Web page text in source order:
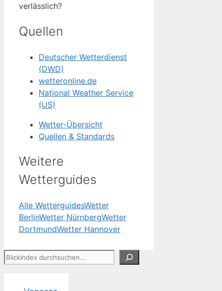
verlässlich?
Quellen
Deutscher Wetterdienst
(DWD)
wetteronline.de
National Weather Service
(US)
Wetter-Übersicht
Quellen & Standards
Weitere
Wetterguides
Alle WetterguidesWetter
BerlinWetter NürnbergWetter
DortmundWetter Hannover
Suchen